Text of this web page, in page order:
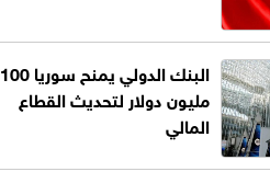
البنك الدولي يمنح سوريا 100
مليون دولار لتحديث القطاع
المالي